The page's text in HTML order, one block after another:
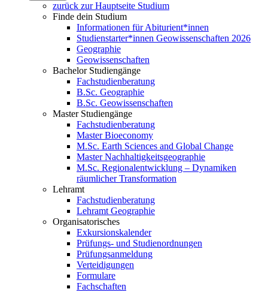
zurück zur Hauptseite Studium
Finde dein Studium
Informationen für Abiturient*innen
Studienstarter*innen Geowissenschaften 2026
Geographie
Geowissenschaften
Bachelor Studiengänge
Fachstudienberatung
B.Sc. Geographie
B.Sc. Geowissenschaften
Master Studiengänge
Fachstudienberatung
Master Bioeconomy
M.Sc. Earth Sciences and Global Change
Master Nachhaltigkeitsgeographie
M.Sc. Regionalentwicklung – Dynamiken
räumlicher Transformation
Lehramt
Fachstudienberatung
Lehramt Geographie
Organisatorisches
Exkursionskalender
Prüfungs- und Studienordnungen
Prüfungsanmeldung
Verteidigungen
Formulare
Fachschaften